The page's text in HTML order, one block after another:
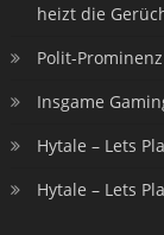
heizt die
Polit-
Insgame
Hytale – Lets
Hytale – Lets